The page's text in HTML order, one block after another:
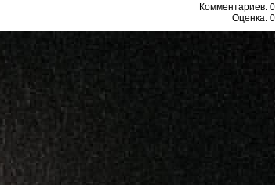
Комментариев: 0
Оценка: 0